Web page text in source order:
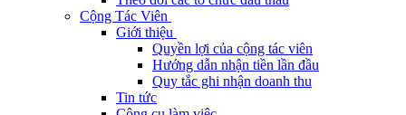
Cộng Tác Viên
Giới thiệu
Quyền lợi của cộng tác viên
Hướng dẫn nhận tiền lần đầu
Quy tắc ghi nhận doanh thu
Tin tức